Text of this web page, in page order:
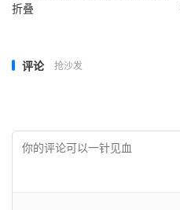
折叠
评论 抢沙发